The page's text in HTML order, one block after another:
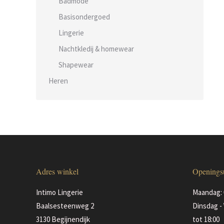
Basisondergoed
Lingerie
Nachtkledij & homewear
Shapewear
Heren
Adres winkel
Intimo Lingerie
Baalsesteenweg 2
3130 Begijnendijk
Dinsdag -
tot 18:00